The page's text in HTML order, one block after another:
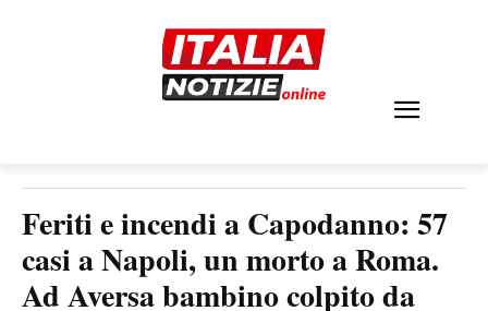
Feriti e incendi a Capodanno: 57
casi a Napoli, un morto a Roma.
Ad Aversa bambino colpito da